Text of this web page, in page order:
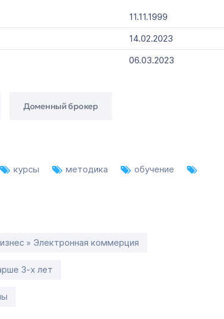
11.11.1999
14.02.2023
06.03.2023
Доменный брокер
курсы методика
обучение
» Электронная коммерция
3-х лет